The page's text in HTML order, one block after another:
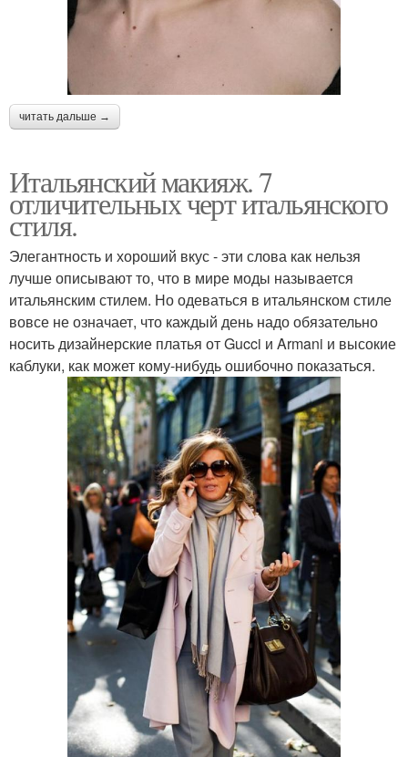
читать дальше →
Итальянский макияж. 7
отличительных черт итальянского
стиля.
Элегантность и хороший вкус - эти слова как нельзя
лучше описывают то, что в мире моды называется
итальянским стилем. Но одеваться в итальянском стиле
вовсе не означает, что каждый день надо обязательно
носить дизайнерские платья от Gucci и Armani и высокие
каблуки, как может кому-нибудь ошибочно показаться.